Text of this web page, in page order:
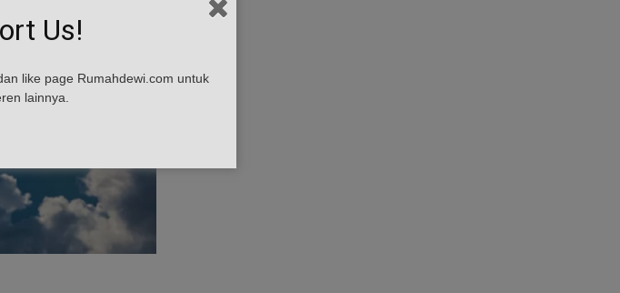
Us!
like page Rumahdewi.com untuk
lainnya.